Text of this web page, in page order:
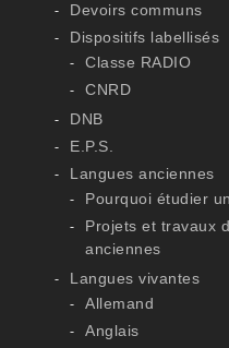
Devoirs communs
Dispositifs labellisés
Classe RADIO
CNRD
DNB
E.P.S.
Langues anciennes
Pourquoi étudier
Projets et travaux
anciennes
Langues vivantes
Allemand
Anglais